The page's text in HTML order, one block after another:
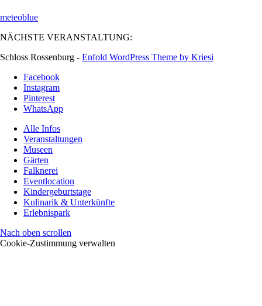
meteoblue
NÄCHSTE VERANSTALTUNG:
Schloss Rossenburg - Enfold WordPress Theme by Kriesi
Facebook
Instagram
Pinterest
WhatsApp
Alle Infos
Veranstaltungen
Museen
Gärten
Falknerei
Eventlocation
Kindergeburtstage
Kulinarik & Unterkünfte
Erlebnispark
Nach oben scrollen
Cookie-Zustimmung verwalten